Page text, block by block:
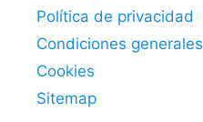
Política de privacidad
Condiciones generales
Cookies
Sitemap